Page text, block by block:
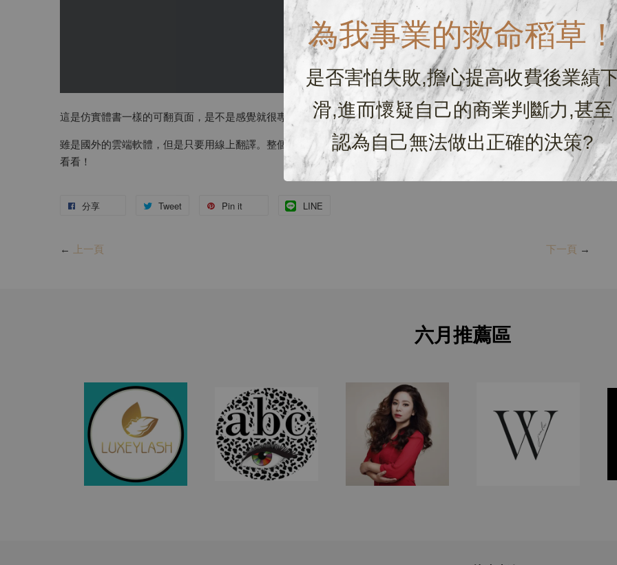
為我事業的救命稻草！
是否害怕失敗,擔心提高收費後業績
滑,進而懷疑自己的商業判斷力,甚至
認為自己無法做出正確的決策?
這是仿實體書一樣的可翻頁面，是不是感覺就很專業呢？也可以做成可下載檔案讓客人或是學員下載回去。
雖是國外的雲端軟體，但是只要用線上翻譯。整個網站都可翻成中文！今天跟大家介紹的就是“ 電子書”。可以點進去
看看！
分享 Tweet Pin it LINE
← 上一頁 下一頁 →
六月推薦區